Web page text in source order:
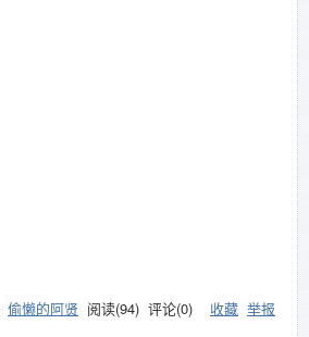
偷懒的阿贤 阅读(94) 评论(0) 收藏 举报